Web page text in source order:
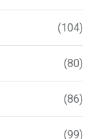
(104)
(80)
(86)
(99)